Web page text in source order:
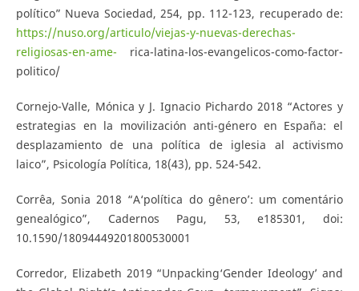
político” Nueva Sociedad, 254, pp. 112-123, recuperado de:
https://nuso.org/articulo/viejas-y-nuevas-derechas-
religiosas-en-ame- rica-latina-los-evangelicos-como-factor-
politico/
Cornejo-Valle, Mónica y J. Ignacio Pichardo 2018 “Actores y
estrategias en la movilización anti-género en España: el
desplazamiento de una política de iglesia al activismo
laico”, Psicología Política, 18(43), pp. 524-542.
Corrêa, Sonia 2018 “A‘política do gênero’: um comentário
genealógico”, Cadernos Pagu, 53, e185301, doi:
10.1590/18094449201800530001
Corredor, Elizabeth 2019 “Unpacking‘Gender Ideology’ and